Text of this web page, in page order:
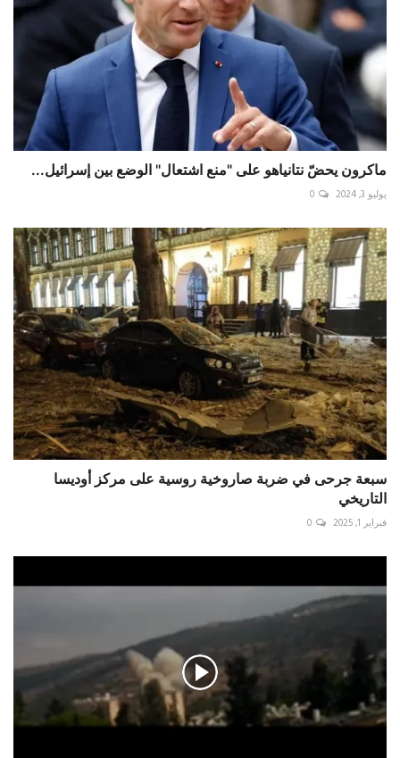
ماكرون يحضّ نتانياهو على "منع اشتعال" الوضع بين إسرائيل...
يوليو 3, 2024 0
سبعة جرحى في ضربة صاروخية روسية على مركز أوديسا
التاريخي
فبراير 1, 2025 0